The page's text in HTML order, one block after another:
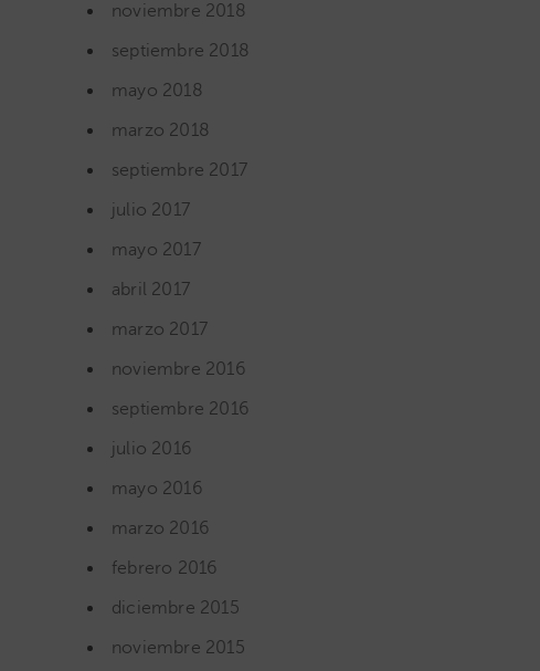
noviembre 2018
septiembre 2018
mayo 2018
marzo 2018
septiembre 2017
julio 2017
mayo 2017
abril 2017
marzo 2017
noviembre 2016
septiembre 2016
julio 2016
mayo 2016
marzo 2016
febrero 2016
diciembre 2015
noviembre 2015